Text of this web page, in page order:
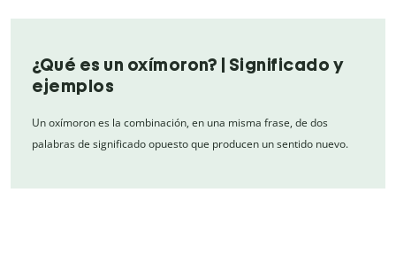
¿Qué es un oxímoron? | Significado y
ejemplos
Un oxímoron es la combinación, en una misma frase, de dos
palabras de significado opuesto que producen un sentido nuevo.